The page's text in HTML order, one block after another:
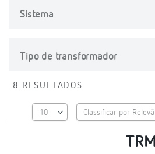
Sistema
Tipo de transformador
8 RESULTADOS